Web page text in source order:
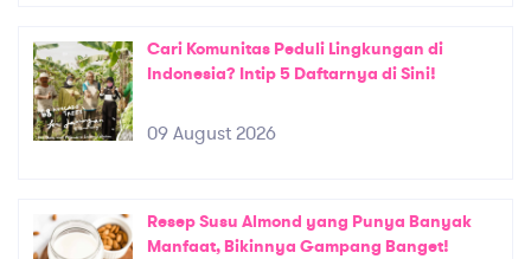
Cari Komunitas Peduli Lingkungan di
Indonesia? Intip 5 Daftarnya di Sini!
09 August 2026
Resep Susu Almond yang Punya Banyak
Manfaat, Bikinnya Gampang Banget!